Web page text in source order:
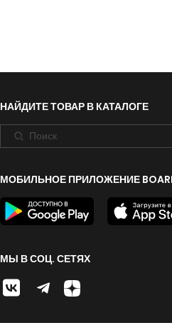
НАЙДИТЕ ТОВАР В КАТАЛОГЕ
МОБИЛЬНОЕ ПРИЛОЖЕНИЕ
МЫ В СОЦ. СЕТЯХ